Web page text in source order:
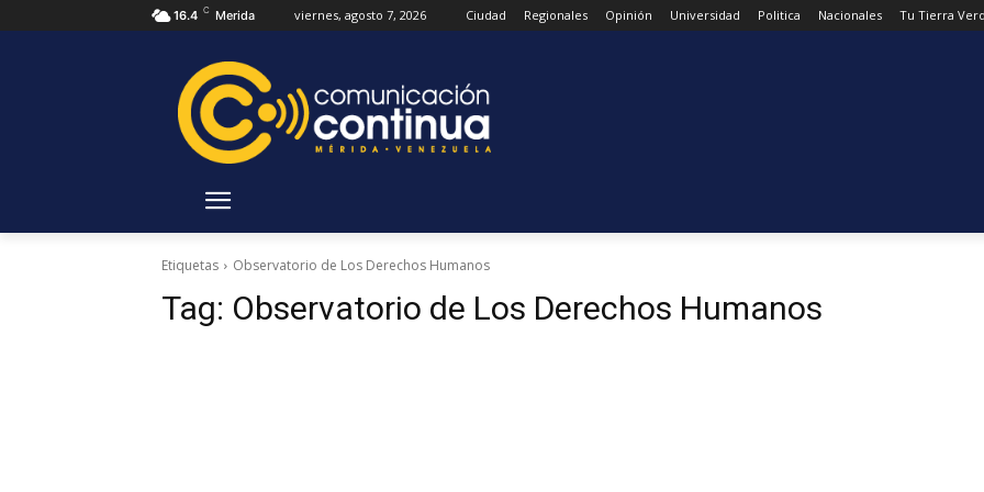
16.4 C Merida viernes, agosto 7, 2026 Ciudad Regionales Opinión Universidad Politica Nacionales Tu Tierra
Etiquetas Observatorio de Los Derechos Humanos
Tag: Observatorio de Los Derechos Humanos